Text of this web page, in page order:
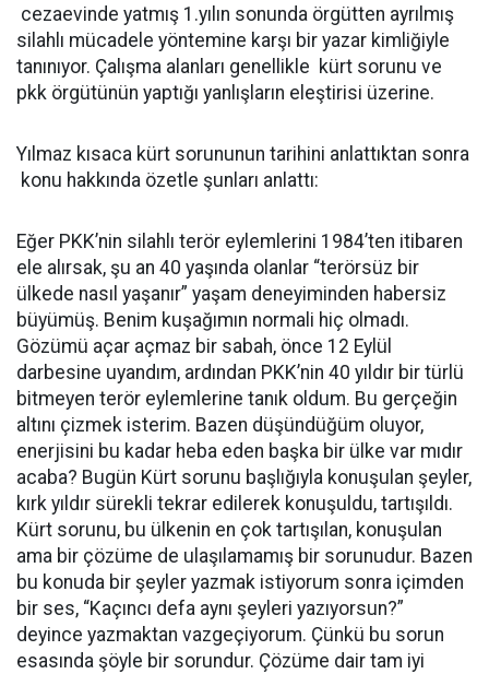
cezaevinde yatmış 1.yılın sonunda örgütten ayrılmış
silahlı mücadele yöntemine karşı bir yazar kimliğiyle
tanınıyor. Çalışma alanları genellikle kürt sorunu ve
pkk örgütünün yaptığı yanlışların eleştirisi üzerine.
Yılmaz kısaca kürt sorununun tarihini anlattıktan sonra
konu hakkında özetle şunları anlattı:
Eğer PKK’nin silahlı terör eylemlerini 1984’ten itibaren
ele alırsak, şu an 40 yaşında olanlar “terörsüz bir
ülkede nasıl yaşanır” yaşam deneyiminden habersiz
büyümüş. Benim kuşağımın normali hiç olmadı.
Gözümü açar açmaz bir sabah, önce 12 Eylül
darbesine uyandım, ardından PKK’nin 40 yıldır bir türlü
bitmeyen terör eylemlerine tanık oldum. Bu gerçeğin
altını çizmek isterim. Bazen düşündüğüm oluyor,
enerjisini bu kadar heba eden başka bir ülke var mıdır
acaba? Bugün Kürt sorunu başlığıyla konuşulan şeyler,
kırk yıldır sürekli tekrar edilerek konuşuldu, tartışıldı.
Kürt sorunu, bu ülkenin en çok tartışılan, konuşulan
ama bir çözüme de ulaşılamamış bir sorunudur. Bazen
bu konuda bir şeyler yazmak istiyorum sonra içimden
bir ses, “Kaçıncı defa aynı şeyleri yazıyorsun?”
deyince yazmaktan vazgeçiyorum. Çünkü bu sorun
esasında şöyle bir sorundur. Çözüme dair tam iyi